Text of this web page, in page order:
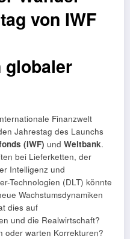
von IWF
globaler
Finanzwelt
Jahrestag des Launchs
(IWF) und Weltbank.
bei Lieferketten, der
Intelligenz und
Technologien (DLT) könnte
Wachstumsdynamiken
dies auf
und die Realwirtschaft?
oder warten Korrekturen?